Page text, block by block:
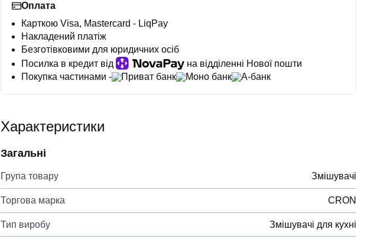
Оплата
Карткою Visa, Mastercard - LiqPay
Накладений платіж
Безготівковими для юридичних осіб
Посилка в кредит від
на відділенні Нової пошти
Покупка частинами -
Приват банк Моно банк А-банк
Характеристики
Загальні
Група товару Змішувачі
Торгова марка CRON
Тип виробу Змішувачі для кухні